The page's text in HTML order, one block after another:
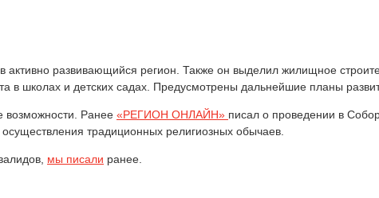
активно развивающийся регион. Также он выделил жилищное
в школах и детских садах. Предусмотрены дальнейшие планы
возможности. Ранее «РЕГИОН ОНЛАЙН» писал о проведении в
традиционных религиозных обычаев.
мы писали ранее.